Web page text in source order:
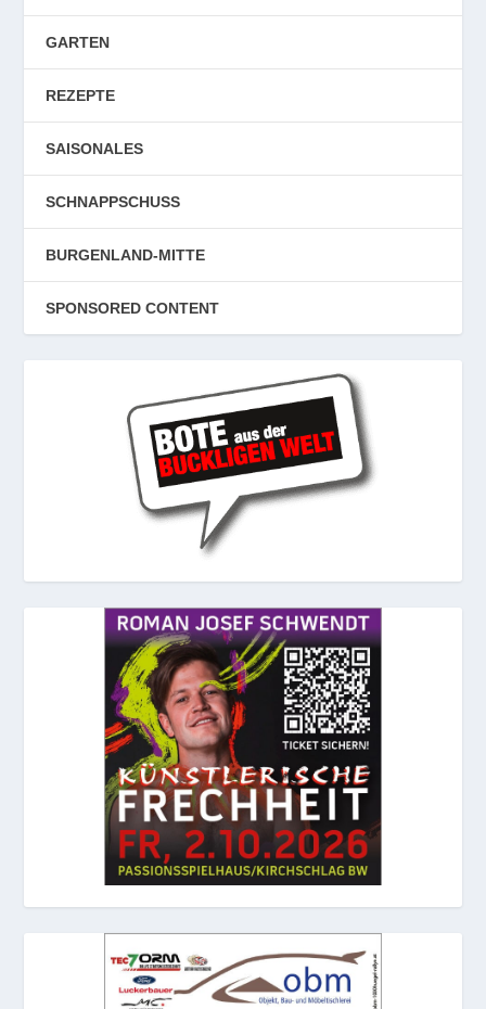
GARTEN
REZEPTE
SAISONALES
SCHNAPPSCHUSS
BURGENLAND-MITTE
SPONSORED CONTENT